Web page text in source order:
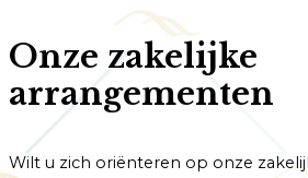
Onze zakelijke
arrangementen
Wilt u zich oriënteren op onze